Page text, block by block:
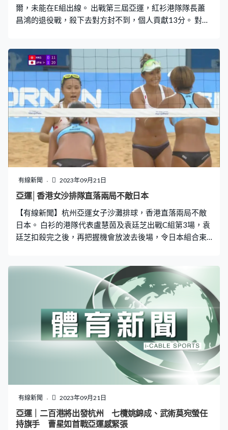
不同的應急預案。杭州亞運會開閉幕式指揮中心新聞
爾，未能在E組出線。 出戰第三屆亞運，紅衫港隊隊長蕭
昌鴻的退役戰，殺下去對方封不到，個人貢獻13分。 對亞
組首輪直落3局不敵泰國，要次名出線，今場是最後希望。
不過第二局太早就連失3分被拉開，再輸13比25。 卡塔爾
平均身高1米96，近半是歸化兵，上月贏亞錦賽季軍。身
材經驗都在劣勢，港隊不止領先，潘志良攔網，成功開齋
贏25比22。但第四局失誤增加，擋不住卡塔爾強攻，始終
都輸21比25，局數1比3。 香港排球代表蕭昌鴻：「這場
是自己香港隊生涯最後一場能夠與世界頂尖強隊對戰，我
覺得很榮幸，亦都能夠在世界頂尖強隊取得一局，每一
分、自己得分都知道得來不易，所以很享受每一球。」 男
排已完成賽事，女排港隊9月30日亮相，第一場鬥爭標分
子日本。
有線新聞 2023年09月21日
亞運│香港女沙排隊直落兩局不敵日本
【有線新聞】杭州亞運女子沙灘排球，香港直落兩局不敵
日本。 白衫的港隊代表盧慧茵及袁廷芝出戰C組第3場，袁
廷芝扣殺完之後，再把握機會放波去後場，令日本組合束
21。港隊組合早前不敵澳門，其後直落兩局擊敗南韓。第
二局戰情差不多，港隊再輸11比21，局數輸0比2，戰績改
寫成1勝2負，下場星期五鬥泰國。
有線新聞 2023年09月21日
亞運｜二百港將出發杭州 七欖姚錦成、武術莫宛螢任
持旗手 曹星如首戰亞運感緊張